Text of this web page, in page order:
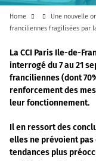
Home
Une nouvelle
franciliennes fragilisées par
La CCI Paris Ile-de-
interrogé du 7 au 21
franciliennes (dont
renforcement des
leur fonctionnement.
Il en ressort des
elles ne prévoient pas
tendances plus